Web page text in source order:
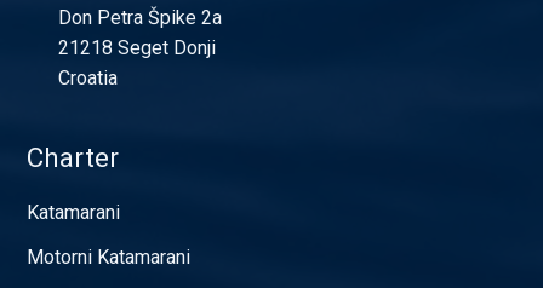
Don Petra Špike 2a
21218 Seget Donji
Croatia
Charter
Katamarani
Motorni Katamarani